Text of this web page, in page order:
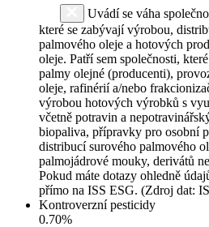
Uvádí se váha
které se zabývají výrobou,
palmového oleje a hotových
oleje. Patří sem společnosti,
palmy olejné (producenti),
oleje, rafinérií a/nebo
výrobou hotových výrobků s
včetně potravin a
biopaliva, přípravky pro osobní
distribucí surového palmového
palmojádrové mouky, derivátů
Pokud máte dotazy ohledně
přímo na ISS ESG. (Zdroj dat:
Kontroverzní pesticidy
0.70%